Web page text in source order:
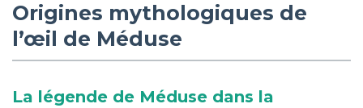
Origines mythologiques de
l’œil de Méduse
La légende de Méduse dans la